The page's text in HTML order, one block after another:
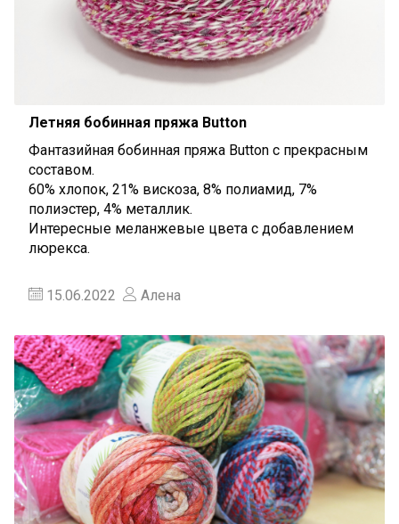
Летняя бобинная пряжа Button
Фантазийная бобинная пряжа Button c прекрасным
составом.
60% хлопок, 21% вискоза, 8% полиамид, 7%
полиэстер, 4% металлик.
Интересные меланжевые цвета с добавлением
люрекса.
15.06.2022 Алена